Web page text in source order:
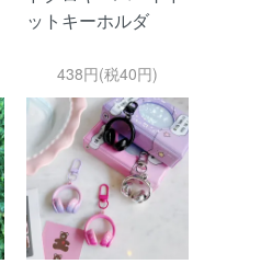
ットキーホルダ
438円(税40円)